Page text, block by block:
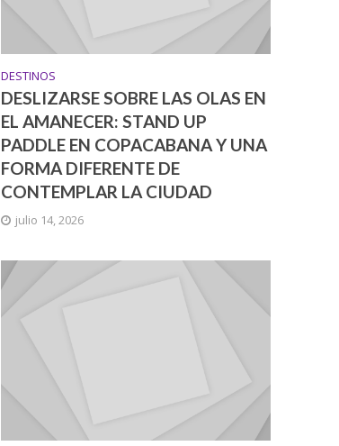
DESTINOS
DESLIZARSE SOBRE LAS OLAS EN
EL AMANECER: STAND UP
PADDLE EN COPACABANA Y UNA
FORMA DIFERENTE DE
CONTEMPLAR LA CIUDAD
julio 14, 2026